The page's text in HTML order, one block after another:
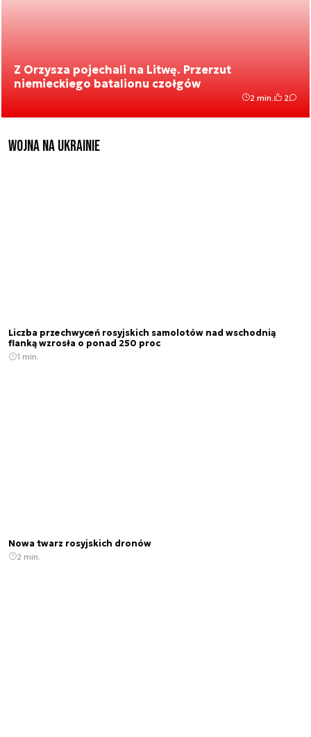
Z Orzysza pojechali na Litwę. Przerzut
niemieckiego batalionu czołgów
2 min. 2
Wojna na Ukrainie
Liczba przechwyceń rosyjskich samolotów nad wschodnią
flanką wzrosła o ponad 250 proc
1 min.
Nowa twarz rosyjskich dronów
2 min.